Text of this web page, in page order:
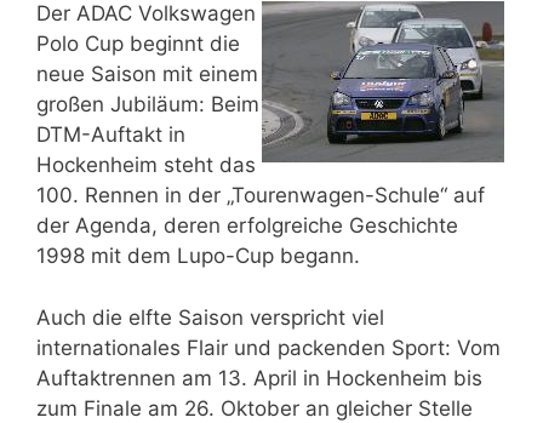
Der ADAC Volkswagen
Polo Cup beginnt die
neue Saison mit einem
großen Jubiläum: Beim
DTM-Auftakt in
Hockenheim steht das
100. Rennen in der „Tourenwagen-Schule“ auf
der Agenda, deren erfolgreiche Geschichte
1998 mit dem Lupo-Cup begann.
Auch die elfte Saison verspricht viel
internationales Flair und packenden Sport: Vom
Auftaktrennen am 13. April in Hockenheim bis
zum Finale am 26. Oktober an gleicher Stelle